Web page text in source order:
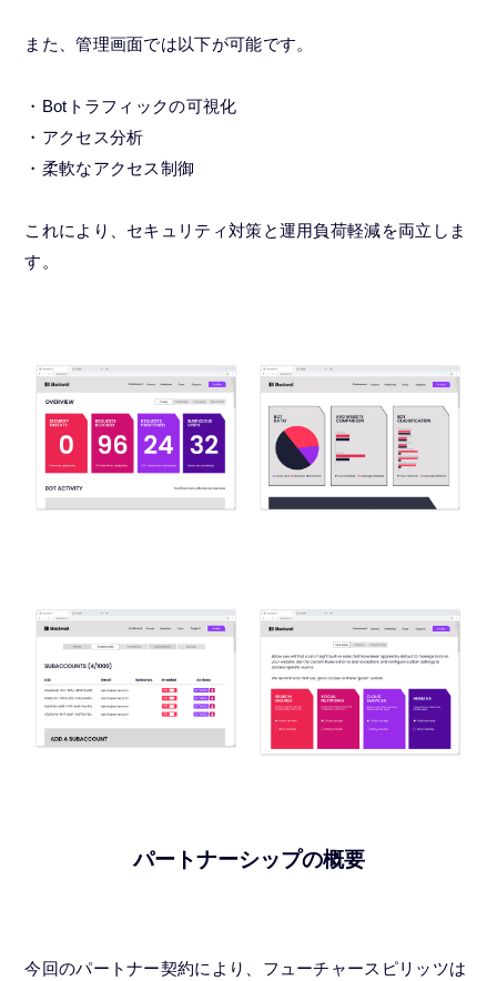
また、管理画面では以下が可能です。
・Botトラフィックの可視化
・アクセス分析
・柔軟なアクセス制御
これにより、セキュリティ対策と運用負荷軽減を両立しま
す。
パートナーシップの概要
今回のパートナー契約により、フューチャースピリッツは